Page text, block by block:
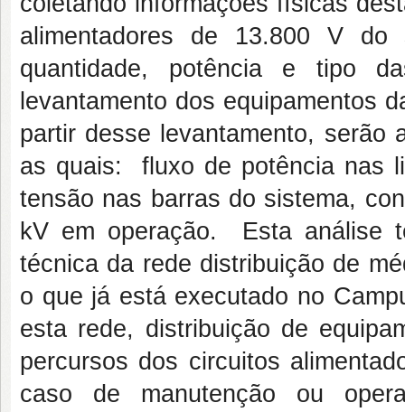
alimentadores de 13.800 V
quantidade, potência e tipo
levantamento dos equipamentos
partir desse levantamento, serão
as quais: fluxo de potência nas
tensão nas barras do sistema,
kV em operação. Esta análise
técnica da rede distribuição de
o que já está executado no
esta rede, distribuição de
percursos dos circuitos
caso de manutenção ou